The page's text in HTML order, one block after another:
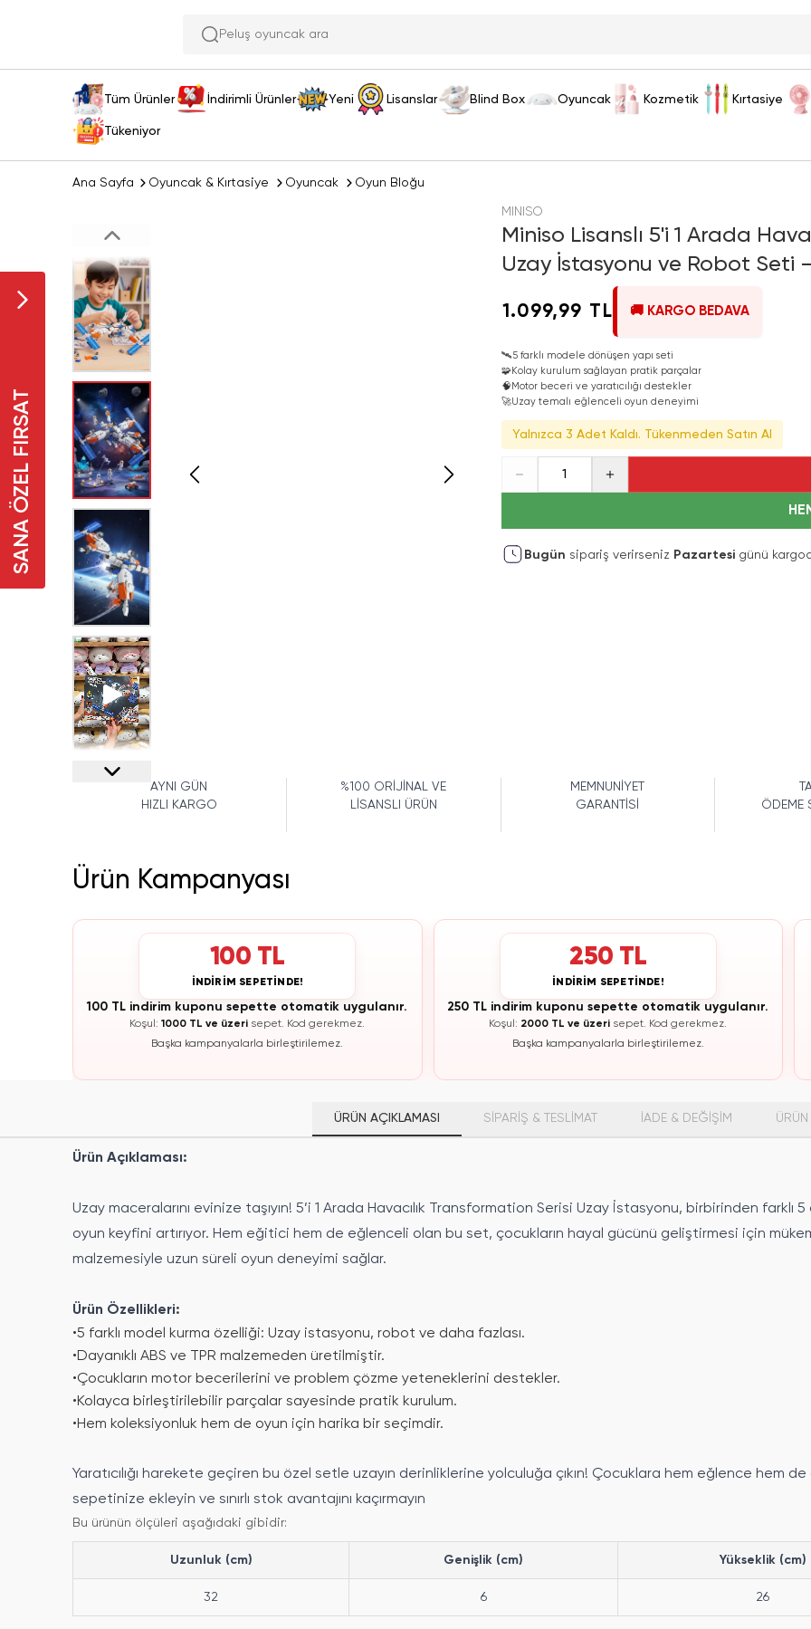
Peluş oyuncak ara
Tüm Ürünler İndirimli Ürünler Yeni Lisanslar Blind Box Oyuncak Kozmetik Kırtasiye
Tükeniyor
SANA ÖZEL FIRSAT
Ana Sayfa Oyuncak & Kırtasiye Oyuncak Oyun Bloğu
MINISO
Miniso Lisanslı 5'i 1 Arada
Uzay İstasyonu ve Robot Seti
1.099,99 TL 🚚 KARGO BEDAVA
🛰️5 farklı modele dönüşen yapı seti
🧩Kolay kurulum sağlayan pratik parçalar
🧠Motor beceri ve yaratıcılığı destekler
🚀Uzay temalı eğlenceli oyun deneyimi
Yalnızca 3 Adet Kaldı. Tükenmeden Satın Al
1
Bugün sipariş verirseniz Pazartesigünü
AYNI GÜN
HIZLI KARGO
%100 ORİJİNAL VE
LİSANSLI ÜRÜN
MEMNUNİYET
GARANTİSİ
ÖDEME
Ürün Kampanyası
100 TL
İNDİRİM SEPETİNDE!
100 TL indirim kuponu sepette otomatik uygulanır.
Koşul:1000 TL ve üzeri sepet. Kod gerekmez.
Başka kampanyalarla birleştirilemez.
250 TL
İNDİRİM SEPETİNDE!
250 TL indirim kuponu sepette otomatik uygulanır.
Koşul: 2000 TL ve üzeri sepet. Kod gerekmez.
Başka kampanyalarla birleştirilemez.
ÜRÜN AÇIKLAMASI SİPARİŞ & TESLİMAT İADE & DEĞİŞİM ÜRÜN
Ürün Açıklaması:
Uzay maceralarını evinize taşıyın! 5’i 1 Arada Havacılık Transformation Serisi Uzay İstasyonu, birbirinden farklı 5
oyun keyfini artırıyor. Hem eğitici hem de eğlenceli olan bu set, çocukların hayal gücünü geliştirmesi için
malzemesiyle uzun süreli oyun deneyimi sağlar.
Ürün Özellikleri:
•5 farklı model kurma özelliği: Uzay istasyonu, robot ve daha fazlası.
•Dayanıklı ABS ve TPR malzemeden üretilmiştir.
•Çocukların motor becerilerini ve problem çözme yeteneklerini destekler.
•Kolayca birleştirilebilir parçalar sayesinde pratik kurulum.
•Hem koleksiyonluk hem de oyun için harika bir seçimdir.
Yaratıcılığı harekete geçiren bu özel setle uzayın derinliklerine yolculuğa çıkın! Çocuklara hem eğlence hem
sepetinize ekleyin ve sınırlı stok avantajını kaçırmayın
Bu ürünün ölçüleri aşağıdaki gibidir:
Uzunluk (cm) Genişlik (cm) Yükseklik (cm)
32 6 26